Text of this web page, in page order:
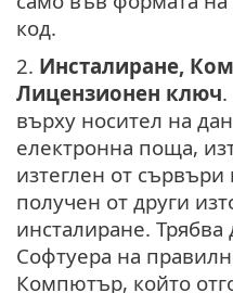
код.
2. Инсталиране,
Лицензионен ключ
върху носител на
електронна поща,
изтеглен от
получен от други
инсталиране. Трябва
Софтуера на
Компютър, който